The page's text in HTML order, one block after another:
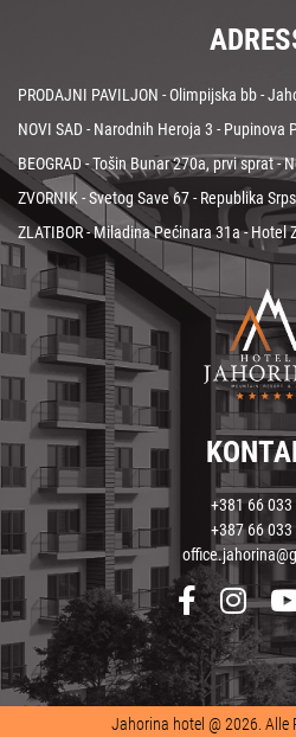
PRODAJNI PAVILJON - Olimpijska bb -
NOVI SAD - Narodnih Heroja 3 -
BEOGRAD - Tošin Bunar 270a, prvi sprat -
ZVORNIK - Svetog Save 67 - Republika
ZLATIBOR - Miladina Pećinara 31a - Hotel
+381 66 033
+387 66 033
Jahorina hotel @ 2026. Alle